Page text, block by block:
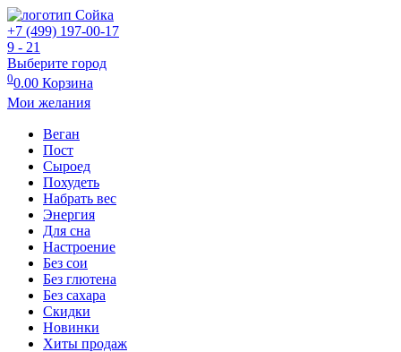
+7 (499) 197-00-17
9 - 21
Выберите город
00.00 Корзина
Мои желания
Веган
Пост
Сыроед
Похудеть
Набрать вес
Энергия
Для сна
Настроение
Без сои
Без глютена
Без сахара
Скидки
Новинки
Хиты продаж